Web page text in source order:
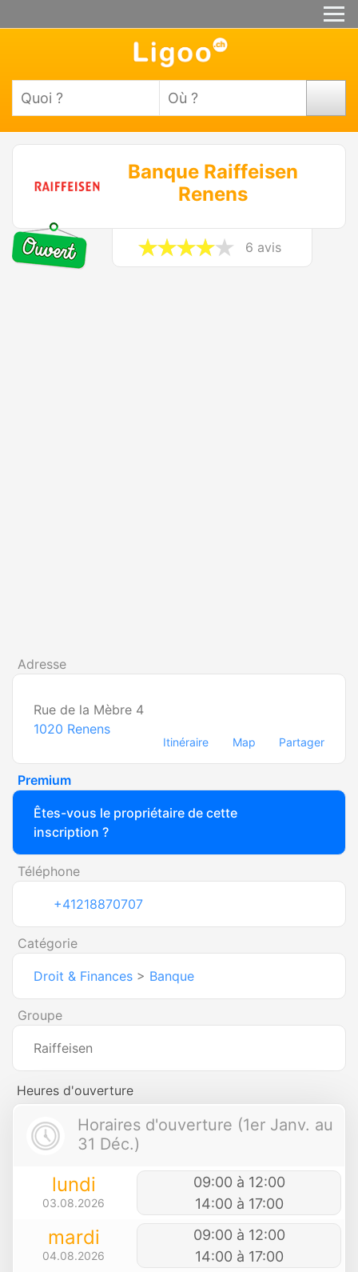
Banque Raiffeisen
Renens
6 avis
Adresse
Rue de la Mèbre 4
1020 Renens
Itinéraire Map Partager
Premium
Êtes-vous le propriétaire de cette
inscription ?
Téléphone
+41218870707
Catégorie
Droit & Finances > Banque
Groupe
Raiffeisen
Heures d'ouverture
Horaires d'ouverture (1er Janv. au
31 Déc.)
lundi
03.08.2026
09:00 à 12:00
14:00 à 17:00
mardi
04.08.2026
09:00 à 12:00
14:00 à 17:00